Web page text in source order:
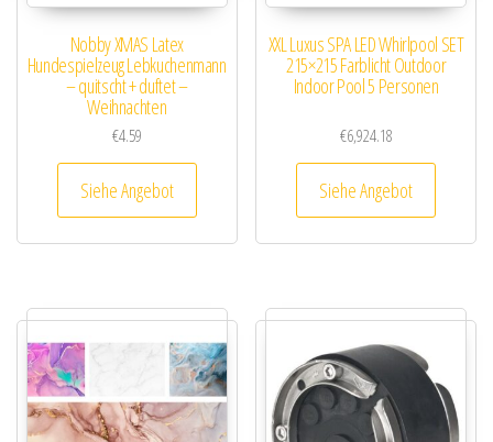
Nobby XMAS Latex
Hundespielzeug Lebkuchenmann
– quitscht + duftet –
Weihnachten
€4.59
Siehe Angebot
XXL Luxus SPA LED Whirlpool SET
215×215 Farblicht Outdoor
Indoor Pool 5 Personen
€6,924.18
Siehe Angebot